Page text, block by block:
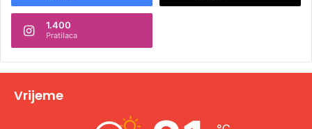
n
t
v
1.400
Pratilaca
Vrijeme